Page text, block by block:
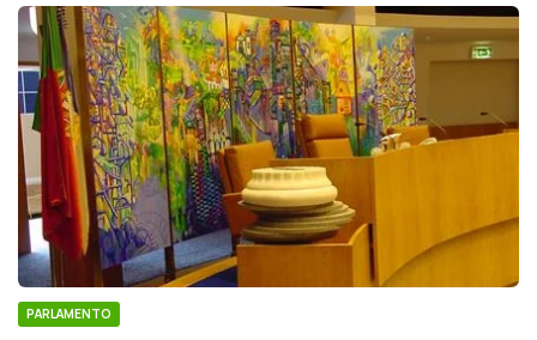
PARLAMENTO